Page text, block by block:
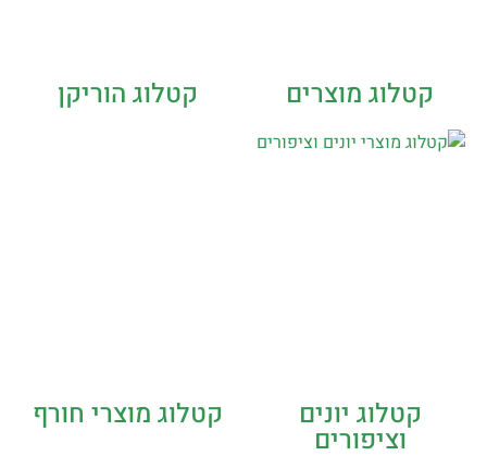
קטלוג מוצרים קטלוג הוריקן
קטלוג יונים
וציפורים
קטלוג מוצרי חורף